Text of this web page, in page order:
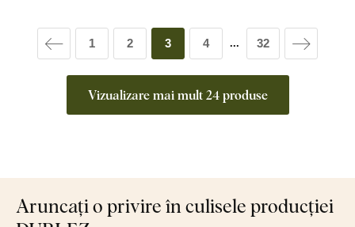
Vizualizare mai mult 24 produse
1 2 3 4 ... 32
Aruncați o privire în culisele producției